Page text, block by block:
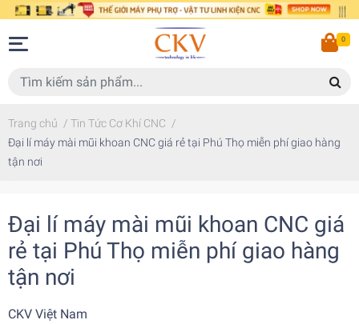
0
Trang chủ / Tin Tức Cơ Khí CNC /
Đại lí máy mài mũi khoan CNC giá rẻ tại Phú Thọ miễn phí giao hàng
tận nơi
Đại lí máy mài mũi khoan CNC giá
rẻ tại Phú Thọ miễn phí giao hàng
tận nơi
CKV Việt Nam